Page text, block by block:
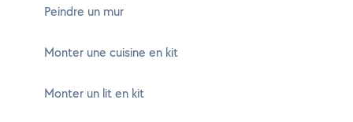
Peindre un mur
Monter une cuisine en kit
Monter un lit en kit